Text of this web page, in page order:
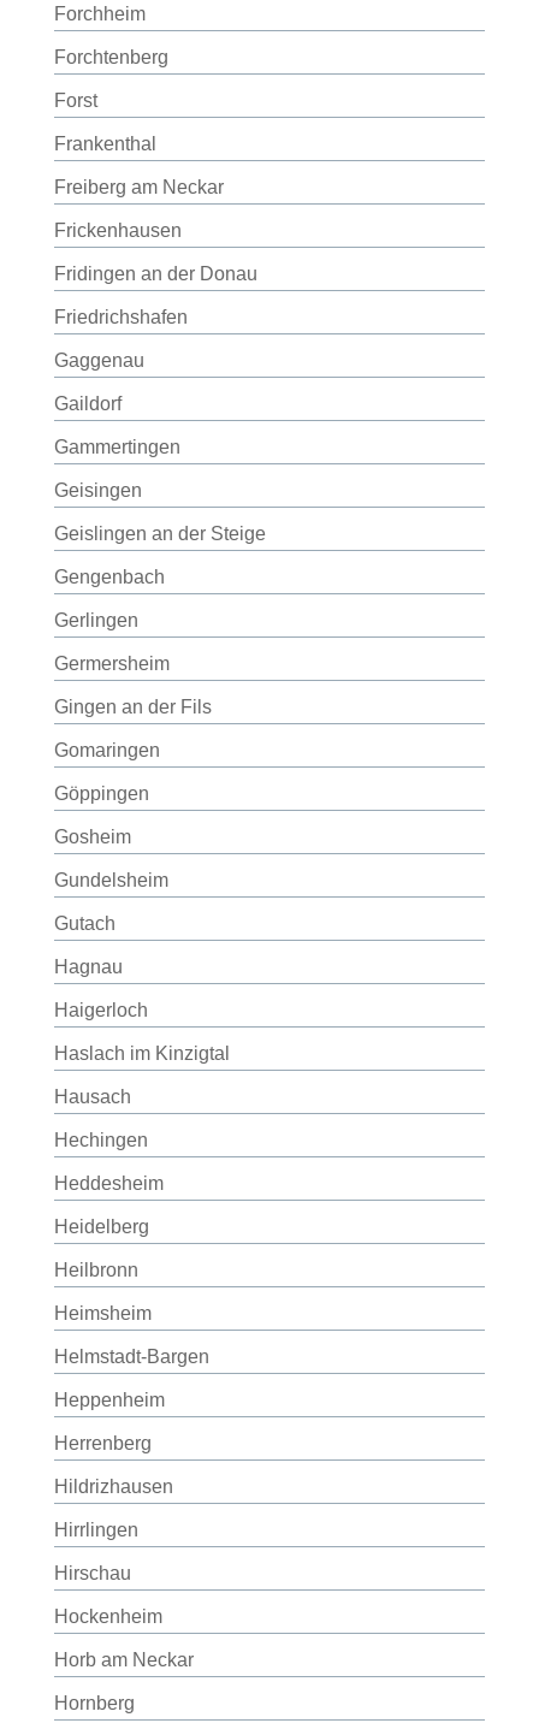
Forchheim
Forchtenberg
Forst
Frankenthal
Freiberg am Neckar
Frickenhausen
Fridingen an der Donau
Friedrichshafen
Gaggenau
Gaildorf
Gammertingen
Geisingen
Geislingen an der Steige
Gengenbach
Gerlingen
Germersheim
Gingen an der Fils
Gomaringen
Göppingen
Gosheim
Gundelsheim
Gutach
Hagnau
Haigerloch
Haslach im Kinzigtal
Hausach
Hechingen
Heddesheim
Heidelberg
Heilbronn
Heimsheim
Helmstadt-Bargen
Heppenheim
Herrenberg
Hildrizhausen
Hirrlingen
Hirschau
Hockenheim
Horb am Neckar
Hornberg